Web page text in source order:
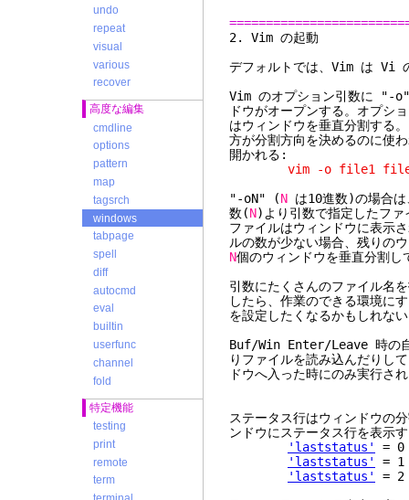
undo
repeat
visual
various
recover
高度な編集
cmdline
options
pattern
map
tagsrch
windows
tabpage
spell
diff
autocmd
eval
builtin
userfunc
channel
fold
特定機能
testing
print
remote
term
2.
デフォルトでは、Vim は Vi
Vim のオプション引数に "-
ドウがオープンする。オプ
はウィンドウを垂直分割す
方が分割方向を決めるのに使
開かれる:
vim -o file1
"-oN" (N は10進数)の場合は
数(N)より引数で指定したフ
ファイルはウィンドウに表示
ルの数が少ない場合、残りの
N個のウィンドウを垂直分割し
引数にたくさんのファイル名
したら、作業のできる環境に
を設定したくなるかもしれな
Buf/Win Enter/Leave 時の
りファイルを読み込んだりし
ドウへ入った時にのみ実行さ
ステータス行はウィンドウの
ンドウにステータス行を表示
'laststatus'
= 0
'laststatus'
= 1
'laststatus'
= 2